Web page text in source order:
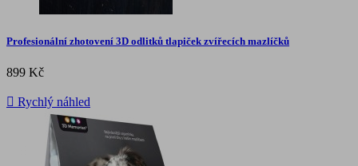
Profesionální zhotovení 3D odlitků tlapiček zvířecích mazlíčků
899 Kč
 Rychlý náhled